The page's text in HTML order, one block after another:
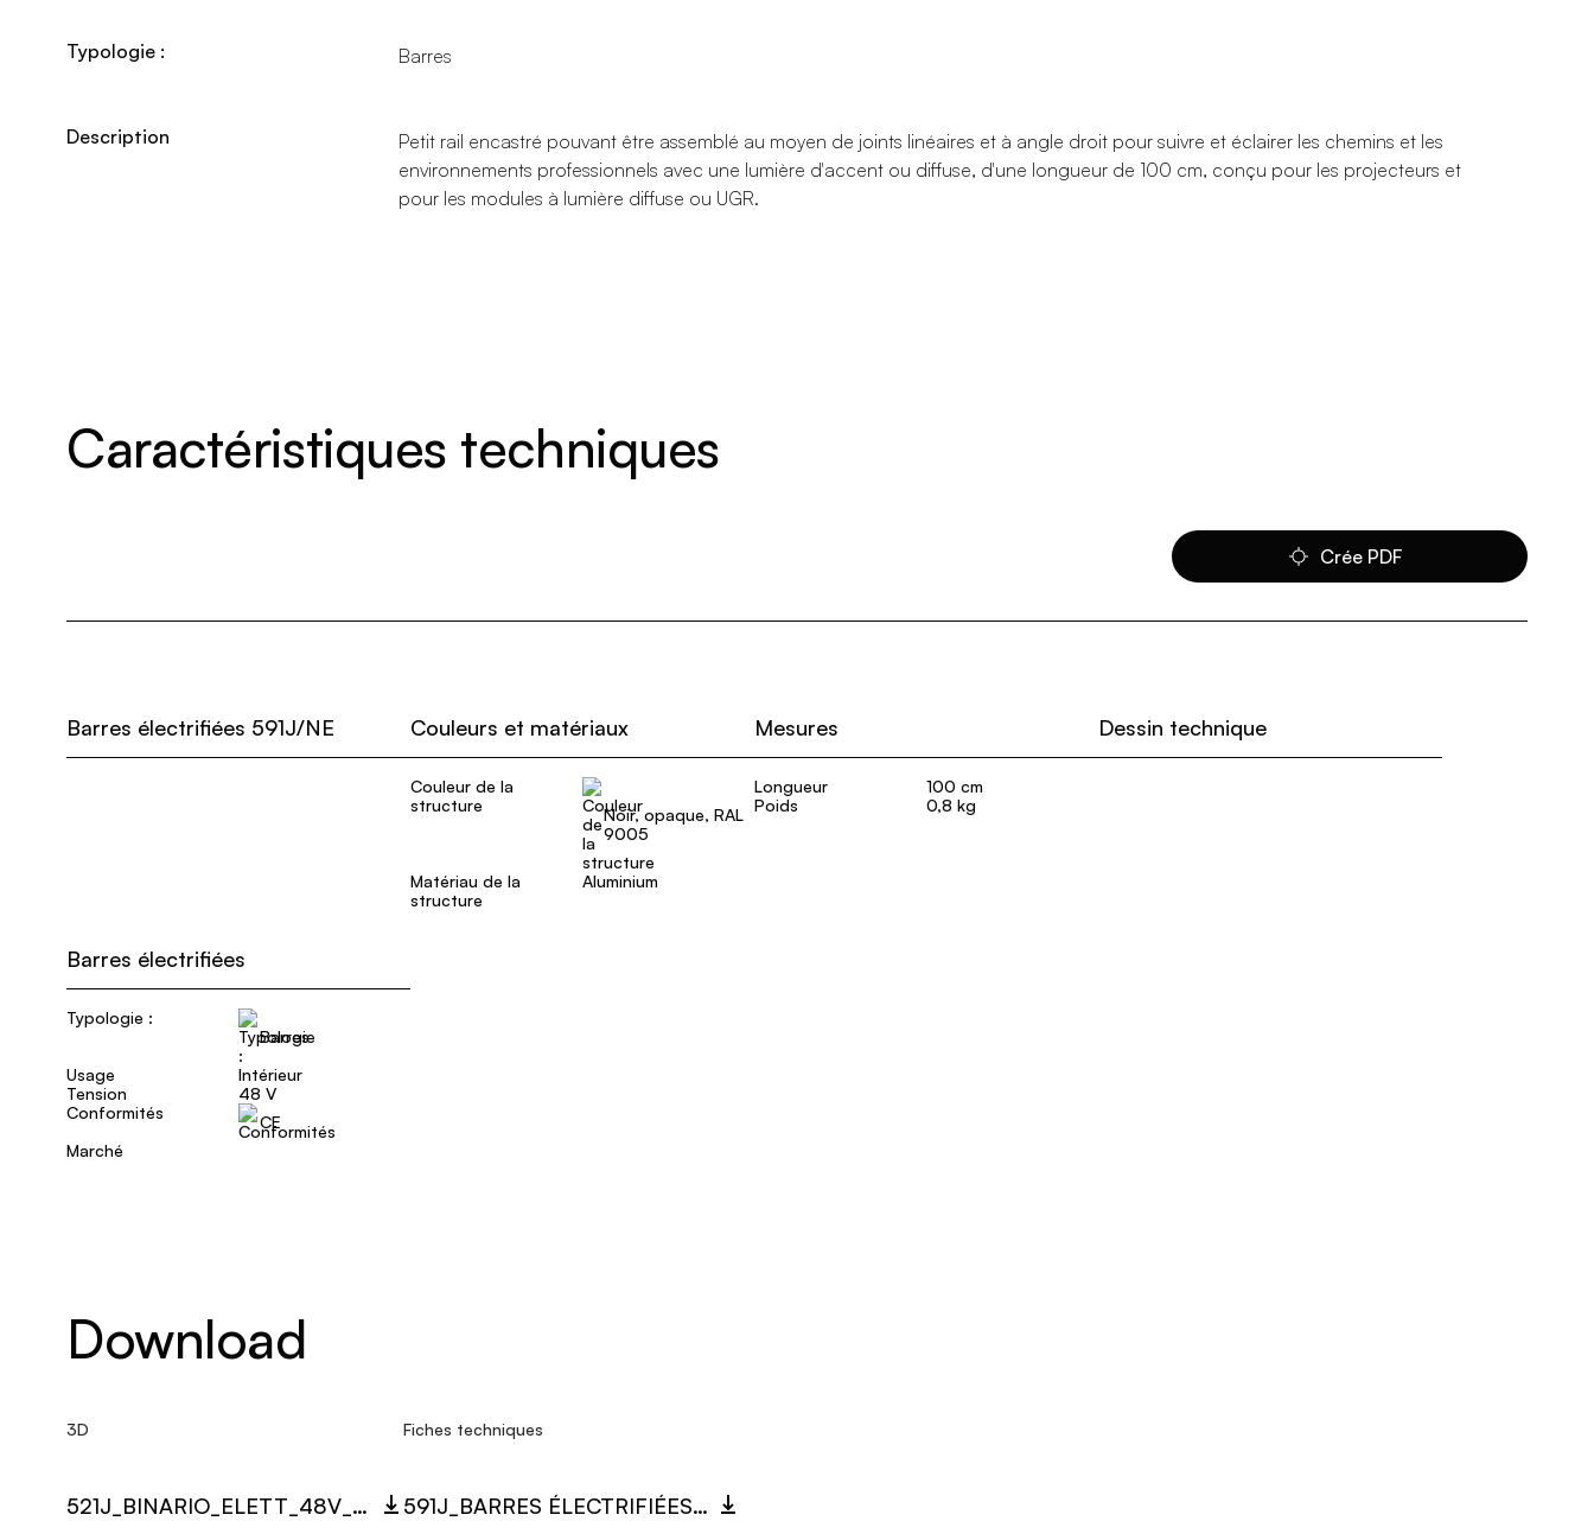
Typologie : Barres
Description
Petit rail encastré pouvant être assemblé au moyen de joints linéaires et à angle droit pour suivre et éclairer les chemins et les
environnements professionnels avec une lumière d'accent ou diffuse, d'une longueur de 100 cm, conçu pour les projecteurs et
pour les modules à lumière diffuse ou UGR.
Caractéristiques techniques
Crée PDF
Barres électrifiées 591J/NE Couleurs et matériaux
Couleur de la
structure
Noir, opaque, RAL
9005
Matériau de la
structure
Aluminium
Mesures
Longueur
100 cm
Poids
0,8 kg
Dessin technique
Barres électrifiées
Typologie :
Barres
Usage
Intérieur
Tension
48 V
Conformités
CE
Marché
Download
3D
521J_BINARIO_ELETT_48V_3D.ZIP
Fiches techniques
591J_BARRES ÉLECTRIFIÉES.PDF